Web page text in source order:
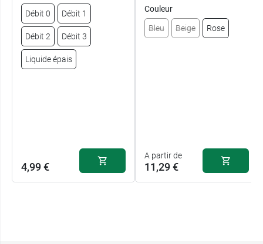
Débit 0 Débit 1
Débit 2 Débit 3
Liquide épais
4,99 €
Couleur
Bleu Beige Rose
A partir de
11,29 €